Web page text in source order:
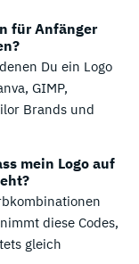
für Anfänger
Du ein Logo
GIMP,
Brands und
mein Logo auf
diese Codes,
gleich